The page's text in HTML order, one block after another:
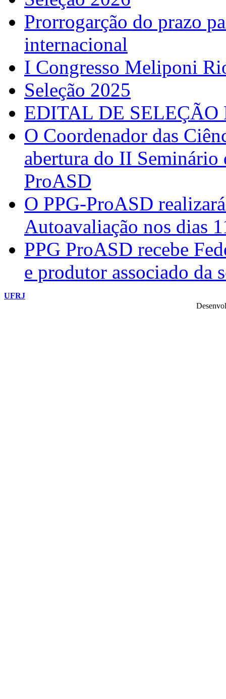
Prorrogarção do prazo
internacional
I Congresso Meliponi
Seleção 2025
EDITAL DE SELEÇÃO
O Coordenador das
abertura do II Seminário
ProASD
O PPG-ProASD
Autoavaliação nos dias
PPG ProASD recebe
e produtor associado da
UFRJ